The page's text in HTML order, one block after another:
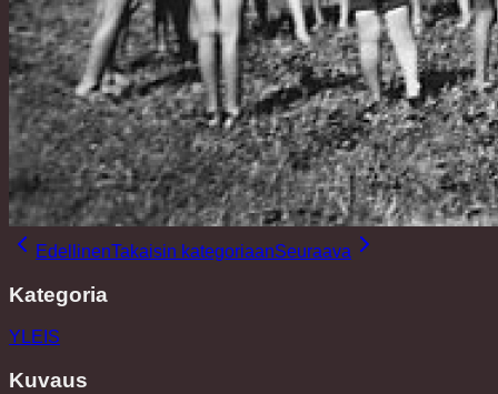
EdellinenTakaisin kategoriaanSeuraava
Kategoria
YLEIS
Kuvaus